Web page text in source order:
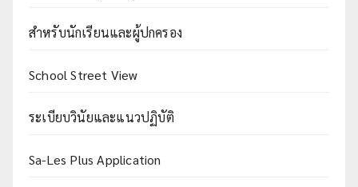
สำหรับนักเรียนและผู้ปกครอง
School Street View
ระเบียบวินัยและแนวปฏิบัติ
Sa-Les Plus Application